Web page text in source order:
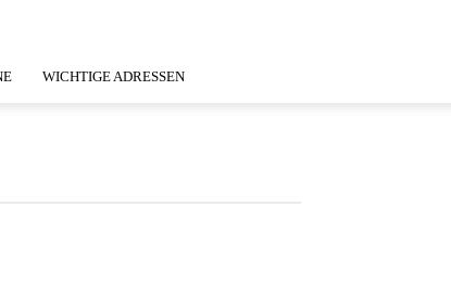
WICHTIGE ADRESSEN